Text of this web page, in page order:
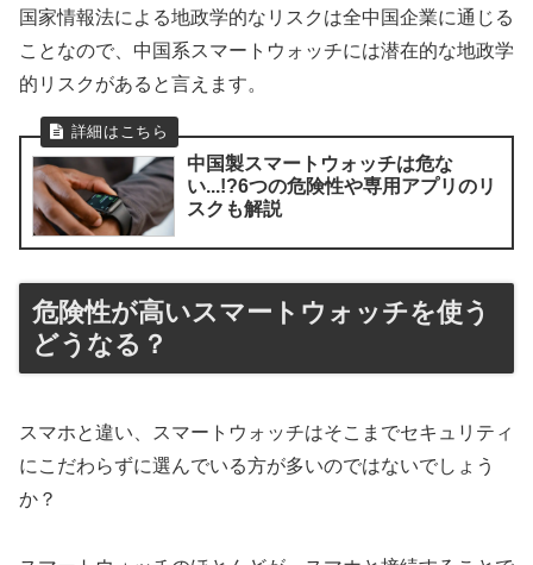
国家情報法による地政学的なリスクは全中国企業に通じる
ことなので、中国系スマートウォッチには潜在的な地政学
的リスクがあると言えます。
中国製スマートウォッチは危な
い...!?6つの危険性や専用アプリのリ
スクも解説
危険性が高いスマートウォッチを使う
どうなる？
スマホと違い、スマートウォッチはそこまでセキュリティ
にこだわらずに選んでいる方が多いのではないでしょう
か？